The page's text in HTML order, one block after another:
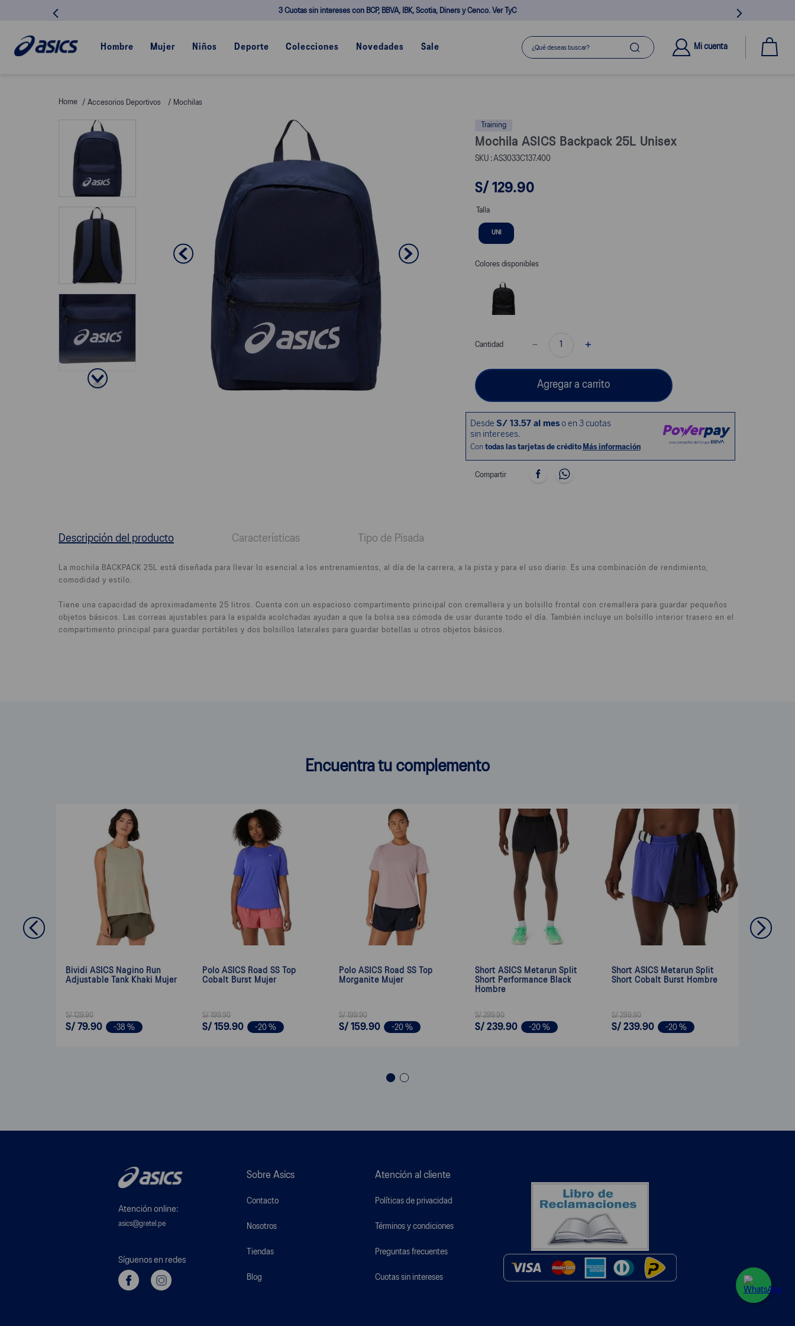
3 Cuotas sin intereses con BCP, BBVA, IBK, Scotia, Diners y Cenco. Ver TyC
Hombre Mujer Niños Deporte Colecciones Novedades Sale
¿Qué deseas buscar?
Mi cuenta
Accesorios Deportivos Mochilas
Training
Mochila ASICS Backpack 25L Unisex
AS3033C137.400
S/ 129.90
Talla
UNI
Colores disponibles
Cantidad ＋
－
Agregar a carrito
Compartir
Descripción del producto Características Tipo de Pisada
La mochila BACKPACK 25L está diseñada para llevar lo esencial a los entrenamientos, al día de la carrera, a la pista y para el uso diario. Es una combinación de rendimiento,
comodidad y estilo.
Tiene una capacidad de aproximadamente 25 litros. Cuenta con un espacioso compartimento principal con cremallera y un bolsillo frontal con cremallera para guardar pequeños
objetos básicos. Las correas ajustables para la espalda acolchadas ayudan a que la bolsa sea cómoda de usar durante todo el día. También incluye un bolsillo interior trasero en el
compartimento principal para guardar portátiles y dos bolsillos laterales para guardar botellas u otros objetos básicos.
Encuentra tu complemento
Bividi ASICS Nagino Run
Adjustable Tank Khaki Mujer
S/ 129.90
S/ 79.90 -38 %
Polo ASICS Road SS Top
Cobalt Burst Mujer
S/ 199.90
S/ 159.90 -20 %
Polo ASICS Road SS Top
Morganite Mujer
S/ 199.90
S/ 159.90 -20 %
Short ASICS Metarun Split
Short Performance Black
Hombre
S/ 299.90
S/ 239.90 -20 %
Short ASICS Metarun Split
Short Cobalt Burst Hombre
S/ 299.90
S/ 239.90 -20 %
Atención online:
asics@gretel.pe
Síguenos en redes
Sobre Asics
Contacto
Nosotros
Tiendas
Blog
Atención al cliente
Políticas de privacidad
Términos y condiciones
Preguntas frecuentes
Cuotas sin intereses